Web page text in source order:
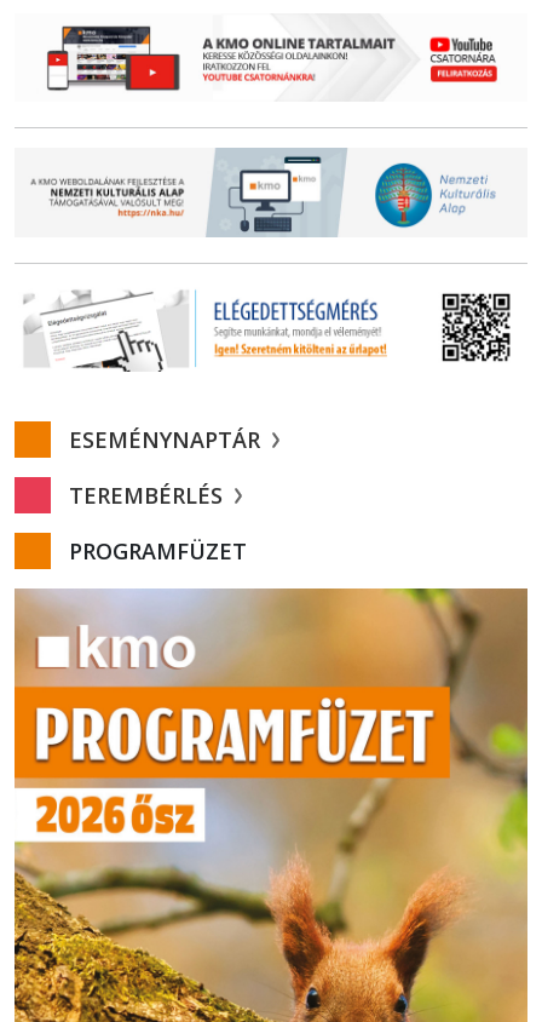
ESEMÉNYNAPTÁR
TEREMBÉRLÉS
PROGRAMFÜZET